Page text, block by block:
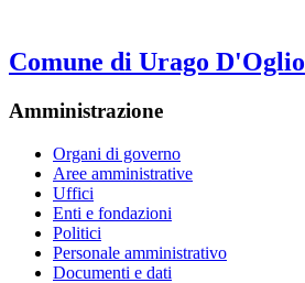
Comune di Urago D'Oglio
Amministrazione
Organi di governo
Aree amministrative
Uffici
Enti e fondazioni
Politici
Personale amministrativo
Documenti e dati